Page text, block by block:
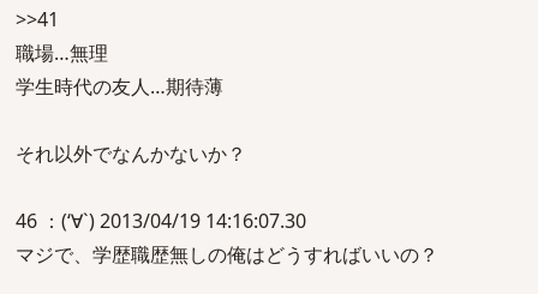
>>41
職場…無理
学生時代の友人…期待薄
それ以外でなんかないか？
46 ：(‘∀`) 2013/04/19 14:16:07.30
マジで、学歴職歴無しの俺はどうすればいいの？